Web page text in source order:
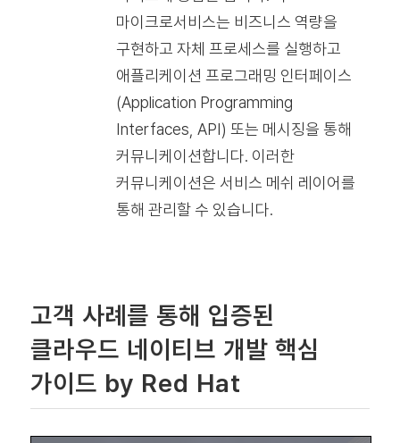
마이크로서비스는 비즈니스 역량을
구현하고 자체 프로세스를 실행하고
애플리케이션 프로그래밍 인터페이스
(Application Programming
Interfaces, API) 또는 메시징을 통해
커뮤니케이션합니다. 이러한
커뮤니케이션은 서비스 메쉬 레이어를
통해 관리할 수 있습니다.
고객 사례를 통해 입증된
클라우드 네이티브 개발 핵심
가이드 by Red Hat